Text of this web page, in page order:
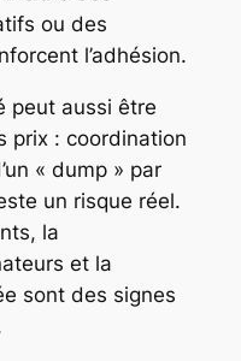
ou des
l’adhésion.
peut aussi être
prix : coordination
« dump » par
un risque réel.
la
et la
sont des signes